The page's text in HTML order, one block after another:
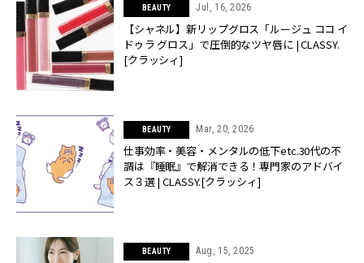
BEAUTY Jul, 16, 2026
【シャネル】新リップグロス「ルージュ ココ イ
ドゥラ グロス」で圧倒的なツヤ唇に | CLASSY.
[クラッシィ]
BEAUTY Mar, 20, 2026
仕事効率・美容・メンタルの低下etc.30代の不
調は『睡眠』で解消できる！専門家のアドバイ
ス３選 | CLASSY.[クラッシィ]
BEAUTY Aug, 15, 2025